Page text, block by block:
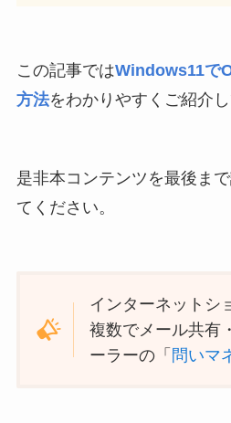
この記事ではWindows11で
方法をわかりやすくご紹介し
是非本コンテンツを最後ま
てください。
インターネットシ
複数でメール共有
ーラーの「 問いマ